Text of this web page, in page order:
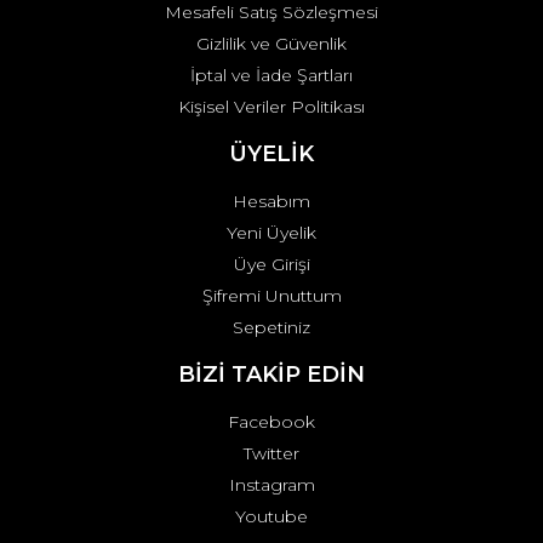
Mesafeli Satış Sözleşmesi
Gizlilik ve Güvenlik
İptal ve İade Şartları
Kişisel Veriler Politikası
ÜYELİK
Hesabım
Yeni Üyelik
Üye Girişi
Şifremi Unuttum
Sepetiniz
BİZİ TAKİP EDİN
Facebook
Twitter
Instagram
Youtube